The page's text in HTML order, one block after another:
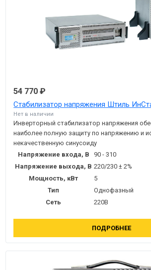
54 770 ₽
Стабилизатор напряжения Штиль
Нет в наличии
Инверторный стабилизатор напряжения
наиболее полную защиту по напряжению и
некачественную синусоиду
Напряжение входа, В
90 - 310
Напряжение выхода, В 220/230 ± 2%
Мощность, кВт
5
Тип
Однофазный
Сеть
220В
ПОДРОБНЕЕ